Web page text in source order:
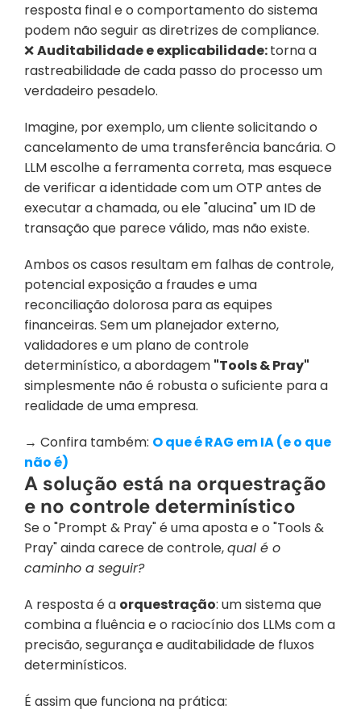
resposta final e o comportamento do sistema
podem não seguir as diretrizes de compliance.
❌ Auditabilidade e explicabilidade: torna a
rastreabilidade de cada passo do processo um
verdadeiro pesadelo.
Imagine, por exemplo, um cliente solicitando o
cancelamento de uma transferência bancária. O
LLM escolhe a ferramenta correta, mas esquece
de verificar a identidade com um OTP antes de
executar a chamada, ou ele "alucina" um ID de
transação que parece válido, mas não existe.
Ambos os casos resultam em falhas de controle,
potencial exposição a fraudes e uma
reconciliação dolorosa para as equipes
financeiras. Sem um planejador externo,
validadores e um plano de controle
determinístico, a abordagem "Tools & Pray"
simplesmente não é robusta o suficiente para a
realidade de uma empresa.
→ Confira também: O que é RAG em IA (e o que
não é)
A solução está na orquestração
e no controle determinístico
Se o "Prompt & Pray" é uma aposta e o "Tools &
Pray" ainda carece de controle, qual é o
caminho a seguir?
A resposta é a orquestração: um sistema que
combina a fluência e o raciocínio dos LLMs com a
precisão, segurança e auditabilidade de fluxos
determinísticos.
É assim que funciona na prática: